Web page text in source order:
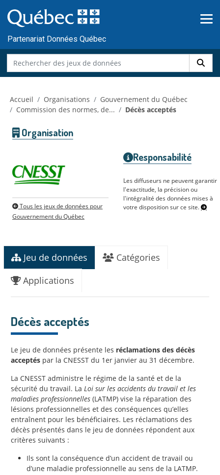
au
contenu
Partenariat Données Québec
Accueil Organisations
Gouvernement du Québec
Commission des normes, de...
Décès acceptés
Organisation
Tous les jeux de données pour
Gouvernement du Québec
Responsabilité
Les diffuseurs ne peuvent garantir
l'exactitude, la précision ou
l'intégralité des données mises à
votre disposition sur ce site.
Jeu de données
Catégories
Applications
Décès acceptés
Le jeu de données présente les réclamations des décès
acceptés par la CNESST du 1er janvier au 31 décembre.
La CNESST administre le régime de la santé et de la
sécurité du travail. La Loi sur les accidents du travail et les
maladies professionnelles (LATMP) vise la réparation des
lésions professionnelles et des conséquences qu’elles
entraînent pour les bénéficiaires. Les réclamations des
décès présentés dans le jeu de données répondent aux
critères suivants :
Ils sont la conséquence d’un accident de travail ou
d’une maladie professionnelle au sens de la LATMP.